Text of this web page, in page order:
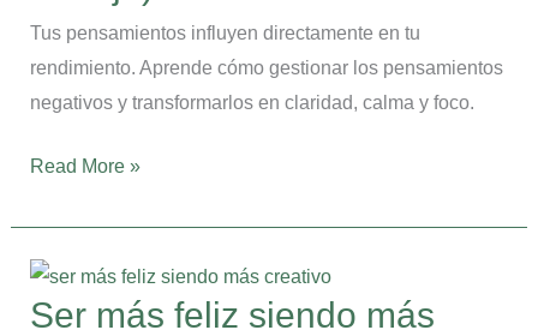
Tus pensamientos influyen directamente en tu
rendimiento. Aprende cómo gestionar los pensamientos
negativos y transformarlos en claridad, calma y foco.
tu
rendimiento
en
trabajo)
Read More »
Ser más feliz siendo más
más
feliz